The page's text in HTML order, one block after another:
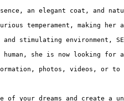
an elegant coat, and
temperament, making
stimulating environment,
human, she is now looking
photos, videos, or
of your dreams and create